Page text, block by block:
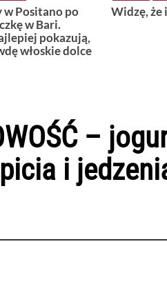
Positano po
w Bari.
pokazują,
włoskie dolce
Widzę, że
–
i